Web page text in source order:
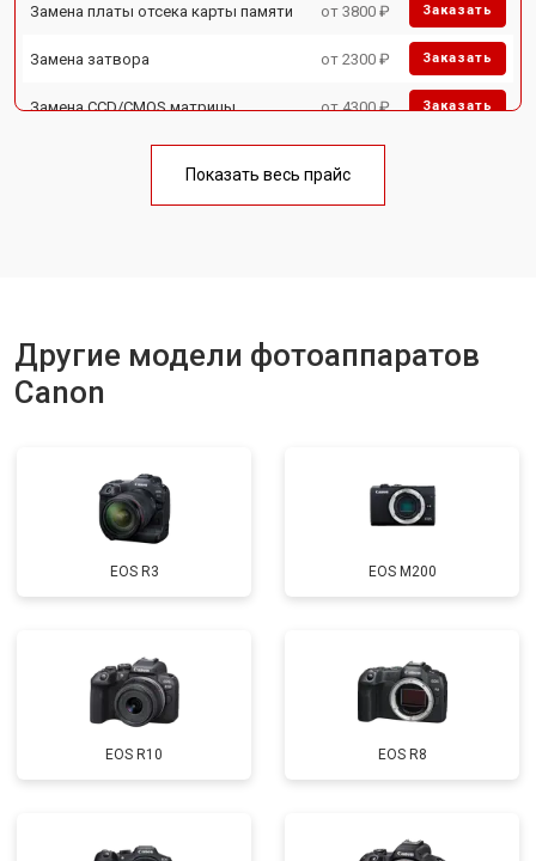
Замена платы отсека карты памяти от 3800 ₽ Заказать
Замена затвора от 2300 ₽ Заказать
Замена CCD/CMOS матрицы от 4300 ₽ Заказать
Чистка матрицы от 3100 ₽
Показать весь прайс
Другие модели фотоаппаратов
Canon
EOS R3 EOS M200
EOS R10 EOS R8